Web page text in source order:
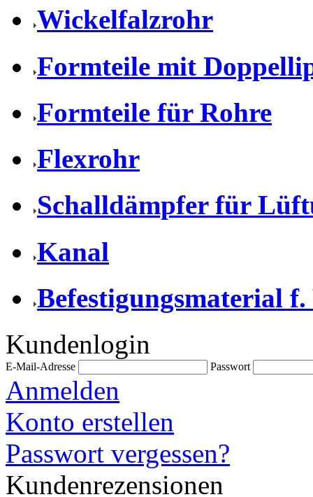
Wickelfalzrohr
Formteile mit
Formteile für Rohre
Flexrohr
Schalldämpfer für
Kanal
Befestigungsmaterial
Kundenlogin
E-Mail-Adresse Passwort
Anmelden
Konto erstellen
Passwort vergessen?
Kundenrezensionen